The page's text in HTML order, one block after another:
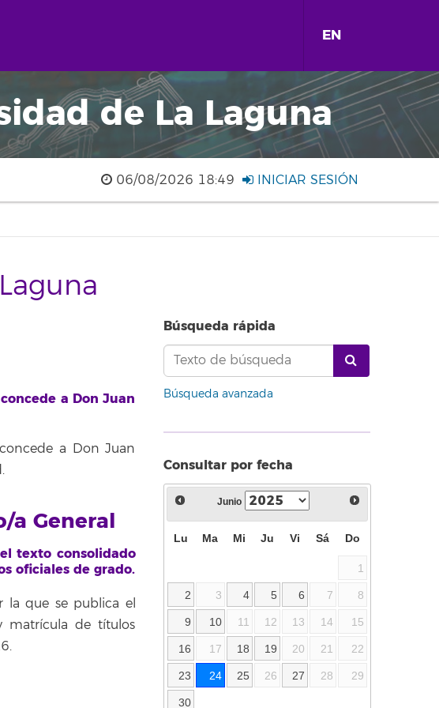
EN
de La Laguna
06/08/2026 18:49 INICIAR SESIÓN
a Don Juan
a Don Juan
a General
texto consolidado
oficiales de grado.
la que se publica el
matrícula de títulos
Búsqueda rápida
Búsqueda avanzada
Consultar por fecha
Junio
Lu Ma Mi Ju Vi Sá Do
1
2 3 4 5 6 7 8
9 10 11 12 13 14 15
16 17 18 19 20 21 22
23 24 25 26 27 28 29
30